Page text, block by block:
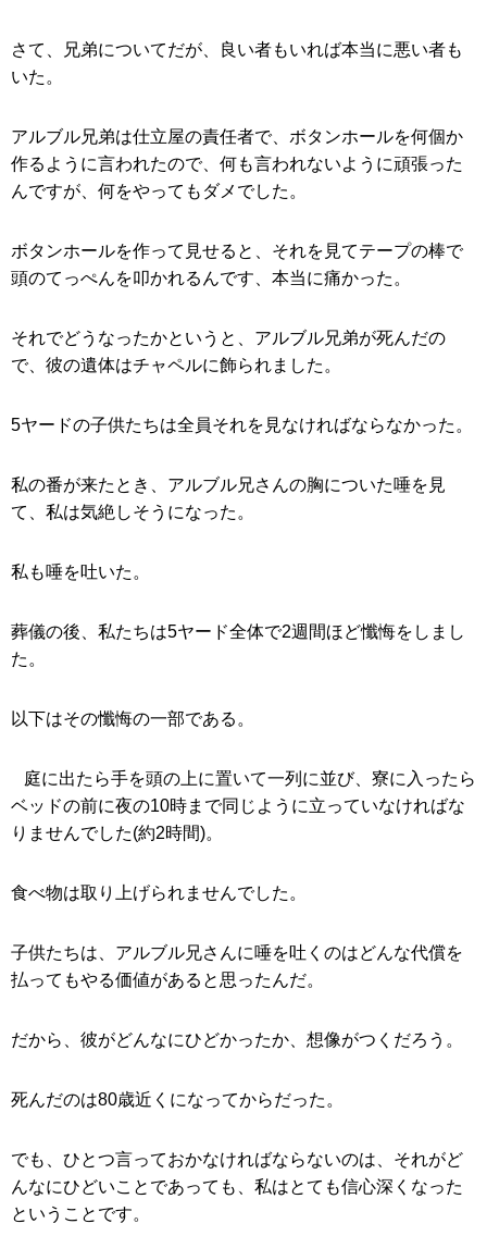
さて、兄弟についてだが、良い者もいれば本当に悪い者も
いた。
アルブル兄弟は仕立屋の責任者で、ボタンホールを何個か
作るように言われたので、何も言われないように頑張った
んですが、何をやってもダメでした。
ボタンホールを作って見せると、それを見てテープの棒で
頭のてっぺんを叩かれるんです、本当に痛かった。
それでどうなったかというと、アルブル兄弟が死んだの
で、彼の遺体はチャペルに飾られました。
5ヤードの子供たちは全員それを見なければならなかった。
私の番が来たとき、アルブル兄さんの胸についた唾を見
て、私は気絶しそうになった。
私も唾を吐いた。
葬儀の後、私たちは5ヤード全体で2週間ほど懺悔をしまし
た。
以下はその懺悔の一部である。
庭に出たら手を頭の上に置いて一列に並び、寮に入ったら
ベッドの前に夜の10時まで同じように立っていなければな
りませんでした(約2時間)。
食べ物は取り上げられませんでした。
子供たちは、アルブル兄さんに唾を吐くのはどんな代償を
払ってもやる価値があると思ったんだ。
だから、彼がどんなにひどかったか、想像がつくだろう。
死んだのは80歳近くになってからだった。
でも、ひとつ言っておかなければならないのは、それがど
んなにひどいことであっても、私はとても信心深くなった
ということです。